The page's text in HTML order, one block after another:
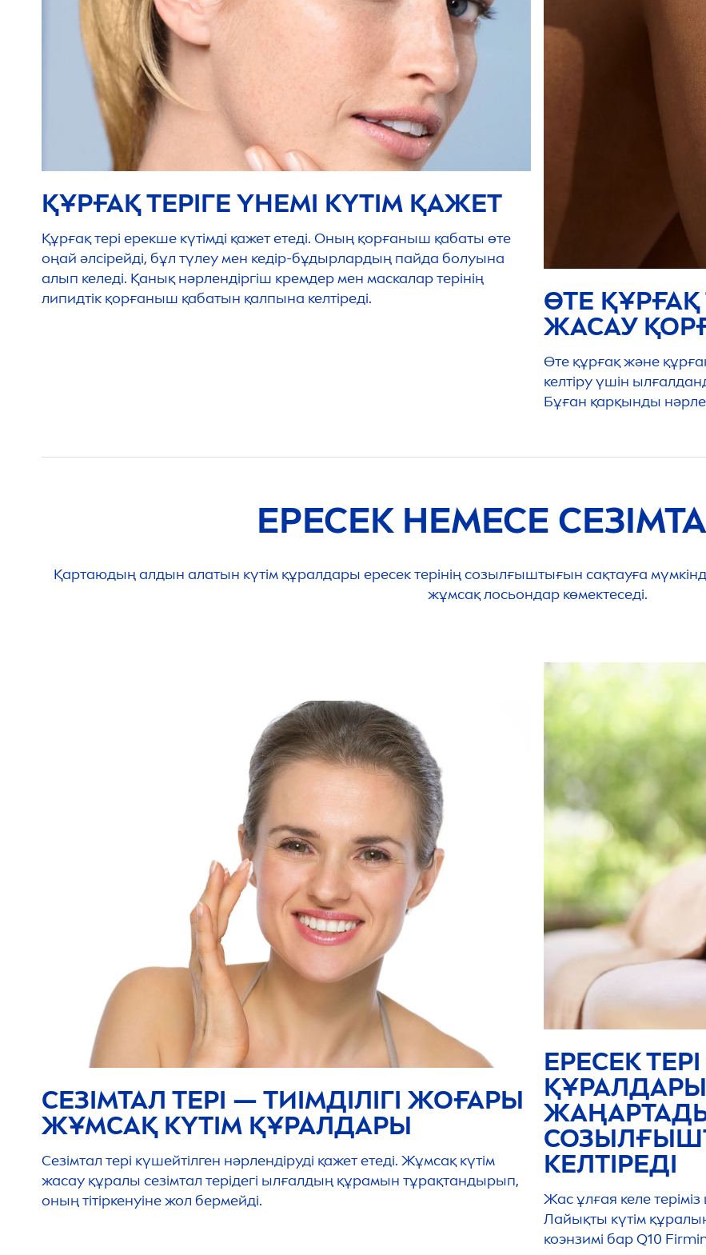
ҚҰРҒАҚ ТЕРІГЕ ҮНЕМІ КҮТІМ ҚАЖЕТ
Құрғақ тері ерекше күтімді қажет етеді. Оның қорғаныш қабаты өте
оңай әлсірейді, бұл түлеу мен кедір-бұдырлардың пайда болуына
алып келеді. Қанық нәрлендіргіш кремдер мен маскалар терінің
липидтік қорғаныш қабатын қалпына келтіреді.
ӨТЕ ҚҰРҒАҚ
ЖАСАУ
Өте құрғақ және
келтіру үшін
Бұған қарқынды
ЕРЕСЕК НЕМЕСЕ
Қартаюдың алдын алатын күтім құралдары ересек терінің созылғыштығын сақтауға мүмкіндік
жұмсақ лосьондар көмектеседі.
СЕЗІМТАЛ ТЕРІ — ТИІМДІЛІГІ ЖОҒАРЫ
ЖҰМСАҚ КҮТІМ ҚҰРАЛДАРЫ
Сезімтал тері күшейтілген нәрлендіруді қажет етеді. Жұмсақ күтім
жасау құралы сезімтал терідегі ылғалдың құрамын тұрақтандырып,
оның тітіркенуіне жол бермейді.
ЕРЕСЕК ТЕРІ
КЕЛТІРЕДІ
Жас ұлғая келе
Лайықты күтім
коэнзимі бар Q10